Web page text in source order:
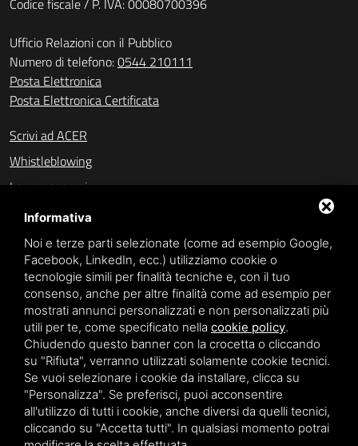
Codice fiscale / P. IVA: 00080700396
Ufficio Relazioni con il Pubblico
Numero di telefono:0544 210111
Posta Elettronica
Posta Elettronica Certificata
Scrivi ad ACER
Whistleblowing
Lavora con noi
Amministrazione trasparente (fino al 31/10/2023)
Amministrazione trasparente (dal 01/11/2023)
Accesso civico
SPONSOR
Privacy policy
Informativa
Noi e terze parti selezionate (come ad esempio Google,
Facebook, LinkedIn, ecc.) utilizziamo cookie o
tecnologie simili per finalità tecniche e, con il tuo
consenso, anche per altre finalità come ad esempio per
mostrati annunci personalizzati e non personalizzati più
utili per te, come specificato nella cookie policy.
Chiudendo questo banner con la crocetta o cliccando
su "Rifiuta", verranno utilizzati solamente cookie tecnici.
Se vuoi selezionare i cookie da installare, clicca su
"Personalizza". Se preferisci, puoi acconsentire
all'utilizzo di tutti i cookie, anche diversi da quelli tecnici,
cliccando su "Accetta tutti". In qualsiasi momento potrai